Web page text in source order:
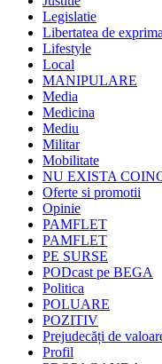
Legislatie
Libertatea de
Lifestyle
Local
MANIPULARE
Media
Medicina
Mediu
Militar
Mobilitate
NU EXISTA
Oferte si promotii
Opinie
PAMFLET
PAMFLET
PE SURSE
PODcast pe BEGA
Politica
POLUARE
POZITIV
Prejudecăți de
Profil